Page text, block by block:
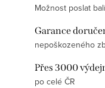
Možnost poslat
Garance
nepoškozeného
Přes 3000
po celé ČR